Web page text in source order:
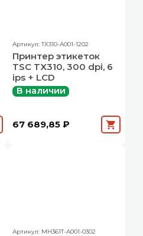
Артикул: TX310-A001-1202
Принтер этикеток
TSC TX310, 300 dpi, 6
ips + LCD
В наличии
67 689,85 ₽
Артикул: MH361T-A001-0302